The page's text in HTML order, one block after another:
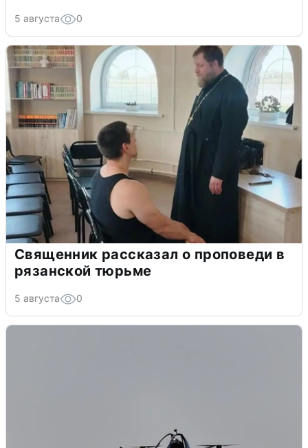
5 августа 0
Священник рассказал о проповеди в
рязанской тюрьме
5 августа 0